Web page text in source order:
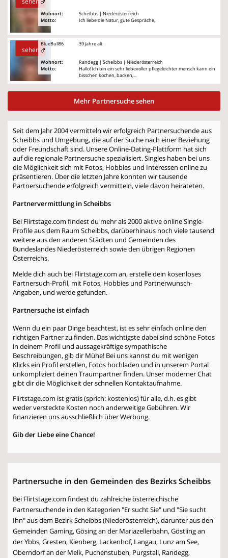
Wohnort:
Motto:
Scheibbs | Niederösterreich
Ich liebe die Natur, gute Gespräche,
sehen
BlueBull86
Wohnort:
Motto:
39 Jahre alt
Randegg | Scheibbs | Niederösterreich
Hallo! Ich bin ein sehr liebevoller pflegeleichter mensch kann ein
bisschen kochen, backen,...
Mehr Partnersuche sehen
Seit dem Jahr 2004 vermitteln wir erfolgreich Partnersuchende aus
Scheibbs und Umgebung, die auf der Suche nach einer Beziehung
oder Freundschaft sind. Unsere Online-Dating-Plattform hat sich
auf die regionale Partnersuche spezialisiert. Singles haben bei uns
die Möglichkeit sich mit Fotos, Hobbies und Interessen online zu
präsentieren. Über die letzten Jahre konnten wir tausende
Partnersuchende erfolgreich vermitteln, viele davon heirateten.
Partnervermittlung in Scheibbs
Bei Flirtstage.com findest du mehr als 2000 aktive online Single-
Profile aus dem Raum Scheibbs, darüberhinaus noch viele tausend
weitere aus den anderen Städten und Gemeinden des
Bundeslandes Niederösterreich sowie den übrigen Regionen
Österreichs.
Melde dich auch bei Flirtstage.com an, erstelle dein kosenloses
Partnersuch-Profil, mit Fotos, Hobbies und Partnerwunsch-
Angaben, und werde gefunden.
Partnersuche ist einfach
Wenn du ein paar Dinge beachtest, ist es sehr einfach online den
richtigen Partner zu finden. Das wichtigste dabei sind schöne Fotos
in deinem Profil und aussagekräftige sympathische
Beschreibungen, gib dir Mühe! Bei uns kannst du mit wenigen
Klicks ein Profil erstellen, Fotos hochladen und in unserem Portal
unkompliziert deinen Traumpartner finden. Unser moderner Chat
gibt dir die Möglichkeit der schnellen Kontaktaufnahme.
Flirtstage.com ist gratis (sprich: kostenlos) für alle, d.h. es gibt
weder versteckte Kosten noch anderweitige Gebühren. Wir
finanzieren uns ausschließlich über Werbung.
Gib der Liebe eine Chance!
Partnersuche in den Gemeinden des Bezirks Scheibbs
Bei Flirtstage.com findest du zahlreiche österreichische
Partnersuchende in den Kategorien "Er sucht Sie" und "Sie sucht
Ihn" aus dem Bezirk Scheibbs (Niederösterreich), darunter aus den
Gemeinden Gaming, Gösing an der Mariazellerbahn, Göstling an
der Ybbs, Gresten, Kienberg, Lackenhof, Langau, Lunz am See,
Oberndorf an der Melk, Puchenstuben, Purgstall, Randegg,